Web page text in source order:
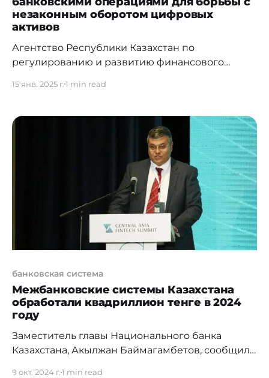
незаконным оборотом цифровых
активов
Агентство Республики Казахстан по
регулированию и развитию финансового
31 декабря 2024 года, направленное на
банковских услуг для незаконных операций.
Поправки внесены в нормативные акты,
регулирующие деятельность финансовых
организаций, и включают: 1. Автоматизация
выявления подозрительных операций: *
Операции, связанные с незаконным
производством, оборотом
15 янв. 2025 г.1 min read
банковская система
Межбанковские системы Казахстана
обработали квадриллион тенге в 2024
году
Заместитель главы Национального банка
Казахстана, Акылжан Баймагамбетов, сообщил,
9 окт. 2024 г.1 min read